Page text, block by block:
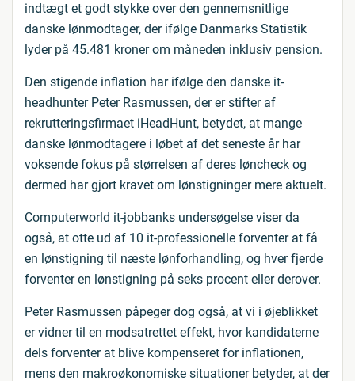
indtægt et godt stykke over den gennemsnitlige
danske lønmodtager, der ifølge Danmarks Statistik
lyder på 45.481 kroner om måneden inklusiv pension.
Den stigende inflation har ifølge den danske it-
headhunter Peter Rasmussen, der er stifter af
rekrutteringsfirmaet iHeadHunt, betydet, at mange
danske lønmodtagere i løbet af det seneste år har
voksende fokus på størrelsen af deres løncheck og
dermed har gjort kravet om lønstigninger mere aktuelt.
Computerworld it-jobbanks undersøgelse viser da
også, at otte ud af 10 it-professionelle forventer at få
en lønstigning til næste lønforhandling, og hver fjerde
forventer en lønstigning på seks procent eller derover.
Peter Rasmussen påpeger dog også, at vi i øjeblikket
er vidner til en modsatrettet effekt, hvor kandidaterne
dels forventer at blive kompenseret for inflationen,
mens den makroøkonomiske situationer betyder, at der